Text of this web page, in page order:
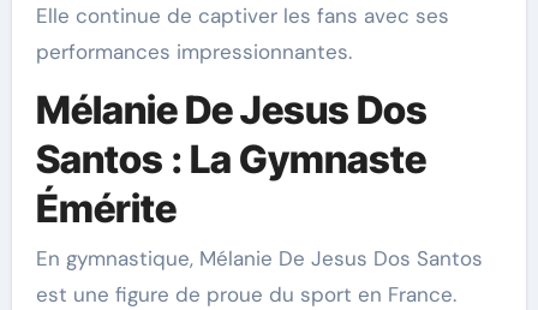
Elle continue de captiver les fans avec ses
performances impressionnantes.
Mélanie De Jesus Dos
Santos : La Gymnaste
Émérite
En gymnastique, Mélanie De Jesus Dos Santos
est une figure de proue du sport en France.